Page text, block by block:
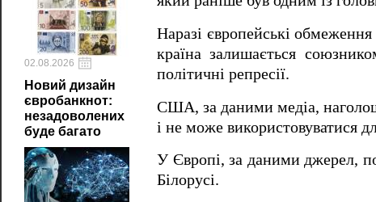
02.08.2026
Новий дизайн
євробанкнот:
незадоволених
буде багато
Наразі європейські
країна залишається
політичні репресії.
США, за даними медіа,
і не може використовуватися
У Європі, за даними джерел,
Білорусі.